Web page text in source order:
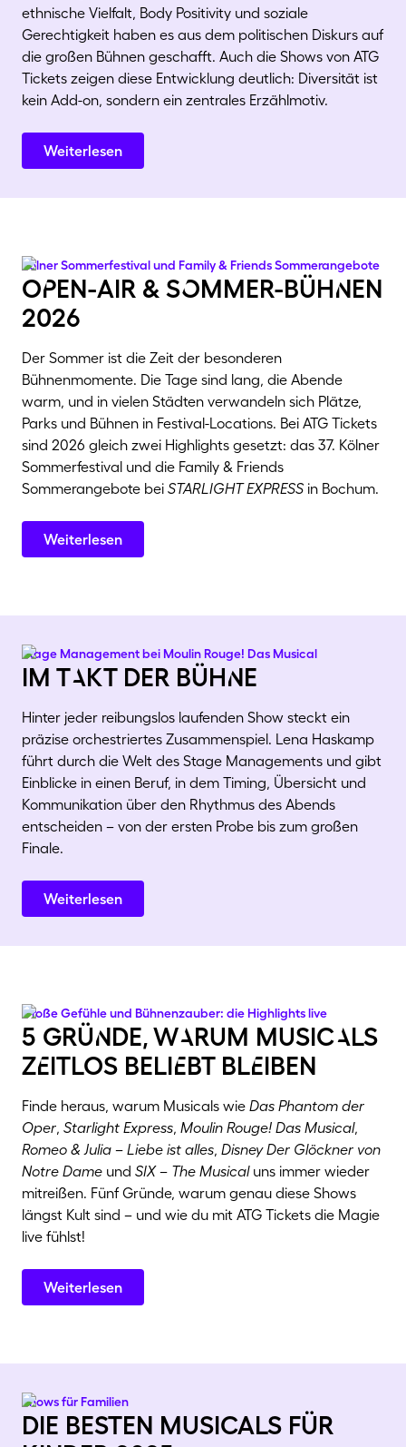
ethnische Vielfalt, Body Positivity und soziale
Gerechtigkeit haben es aus dem politischen Diskurs auf
die großen Bühnen geschafft. Auch die Shows von ATG
Tickets zeigen diese Entwicklung deutlich: Diversität ist
kein Add-on, sondern ein zentrales Erzählmotiv.
Weiterlesen
oPen-air & sOmmer-bühNen
2026
Kölner Sommerfestival und Family & Friends Sommerangebote
Der Sommer ist die Zeit der besonderen
Bühnenmomente. Die Tage sind lang, die Abende
warm, und in vielen Städten verwandeln sich Plätze,
Parks und Bühnen in Festival-Locations. Bei ATG Tickets
sind 2026 gleich zwei Highlights gesetzt: das 37. Kölner
Sommerfestival und die Family & Friends
Sommerangebote bei STARLIGHT EXPRESS in Bochum.
Weiterlesen
im tAkt der bühNe
Stage Management bei Moulin Rouge! Das Musical
Hinter jeder reibungslos laufenden Show steckt ein
präzise orchestriertes Zusammenspiel. Lena Haskamp
führt durch die Welt des Stage Managements und gibt
Einblicke in einen Beruf, in dem Timing, Übersicht und
Kommunikation über den Rhythmus des Abends
entscheiden – von der ersten Probe bis zum großen
Finale.
Weiterlesen
5 grüNde, wArum musicAls
zEitlos beliEbt blEiben
Große Gefühle und Bühnenzauber: die Highlights live
Finde heraus, warum Musicals wie Das Phantom der
Oper, Starlight Express, Moulin Rouge! Das Musical,
Romeo & Julia – Liebe ist alles, Disney Der Glöckner von
Notre Dame und SIX – The Musicaluns immer wieder
mitreißen. Fünf Gründe, warum genau diese Shows
längst Kult sind – und wie du mit ATG Tickets die Magie
live fühlst!
Weiterlesen
die besten musicals für
Shows für Familien